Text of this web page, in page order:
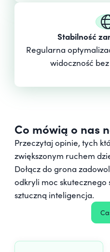
Stabilność
Regularna
widoczność
Co mówią o nas
Przeczytaj opinie, tych
zwiększonym ruchem
Dołącz do grona
odkryli moc skutecznego
sztuczną inteligencja.